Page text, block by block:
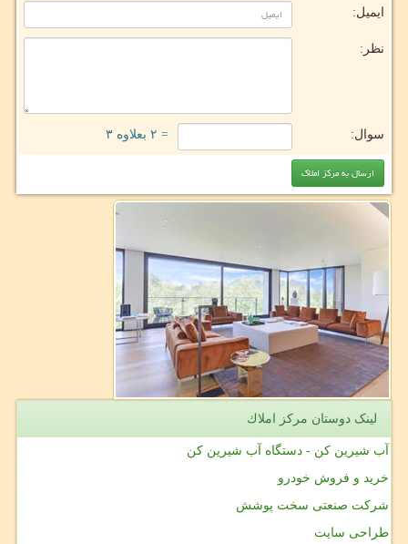
ایمیل:
نظر:
سوال: = ۲ بعلاوه ۳
لینک دوستان مركز املاك
آب شیرین کن - دستگاه آب شیرین کن
خرید و فروش خودرو
شرکت صنعتی سخت پوشش
طراحی سایت